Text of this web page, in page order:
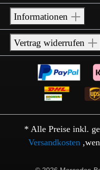
Informationen
Vertrag widerrufen
* Alle Preise inkl.
Versandkosten